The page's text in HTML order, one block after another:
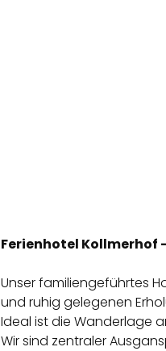
Ferienhotel
Unser familiengeführtes
und ruhig gelegenen
Ideal ist die Wanderlage
Wir sind zentraler